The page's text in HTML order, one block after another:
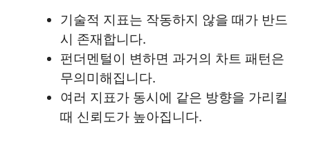
기술적 지표는 작동하지 않을 때가 반드
시 존재합니다.
펀더멘털이 변하면 과거의 차트 패턴은
무의미해집니다.
여러 지표가 동시에 같은 방향을 가리킬
때 신뢰도가 높아집니다.